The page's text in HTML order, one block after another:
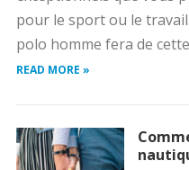
pour le sport ou le
polo homme fera de
READ MORE »